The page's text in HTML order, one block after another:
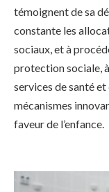
témoignent de sa
constante les
sociaux, et à
protection sociale,
services de santé et
mécanismes
faveur de l’enfance.